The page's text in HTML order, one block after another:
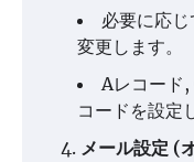
必要に応
変更します。
Aレコード
コードを設定
メール設定 (